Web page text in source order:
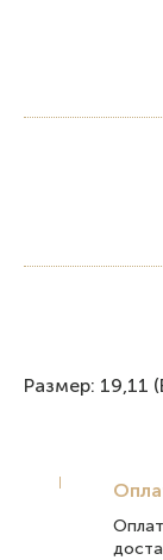
Размер: 19,11